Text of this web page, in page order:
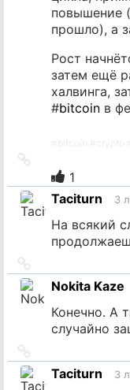
повышение
прошло), а
Рост
затем ещё
халвинга,
#bitcoin в
источник
1
Taciturn
3
На всякий
на
источник
Nokita Kaze
Конечно. А
случайно
на
источник
Taciturn 3